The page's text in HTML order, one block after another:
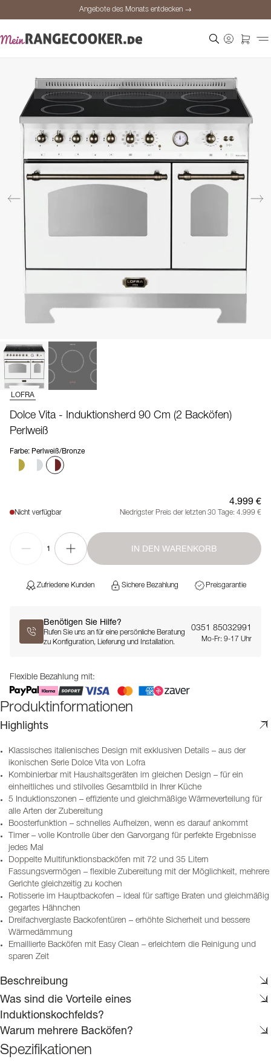
Angebote des Monats entdecken →
Persönliche Beratung
Angebote des Monats entdecken →
LOFRA
Dolce Vita - Induktionsherd 90 Cm (2 Backöfen)
Perlweiß
Farbe: Perlweiß/Bronze
Nicht verfügbar
4.999 €
Niedrigster Preis der letzten 30 Tage: 4.999 €
1 IN DEN WARENKORB
Zufriedene Kunden Sichere Bezahlung Preisgarantie
Benötigen Sie Hilfe?
Rufen Sie uns an für eine persönliche Beratung
zu Konfiguration, Lieferung und Installation.
0351 85032991
Mo-Fr: 9-17 Uhr
Flexible Bezahlung mit:
Produktinformationen
Highlights
Klassisches italienisches Design mit exklusiven Details – aus der
ikonischen Serie Dolce Vita von Lofra
Kombinierbar mit Haushaltsgeräten im gleichen Design – für ein
einheitliches und stilvolles Gesamtbild in Ihrer Küche
5 Induktionszonen – effiziente und gleichmäßige Wärmeverteilung für
alle Arten der Zubereitung
Boosterfunktion – schnelles Aufheizen, wenn es darauf ankommt
Timer – volle Kontrolle über den Garvorgang für perfekte Ergebnisse
jedes Mal
Doppelte Multifunktionsbacköfen mit 72 und 35 Litern
Fassungsvermögen – flexible Zubereitung mit der Möglichkeit, mehrere
Gerichte gleichzeitig zu kochen
Rotisserie im Hauptbackofen – ideal für saftige Braten und gleichmäßig
gegartes Hähnchen
Dreifachverglaste Backofentüren – erhöhte Sicherheit und bessere
Wärmedämmung
Emaillierte Backöfen mit Easy Clean – erleichtern die Reinigung und
sparen Zeit
Beschreibung
Was sind die Vorteile eines
Induktionskochfelds?
Warum mehrere Backöfen?
Spezifikationen